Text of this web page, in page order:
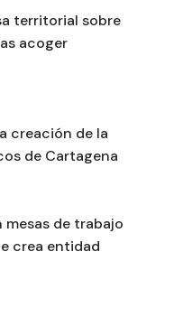
territorial sobre
acoger
creación de la
de Cartagena
de trabajo
crea entidad